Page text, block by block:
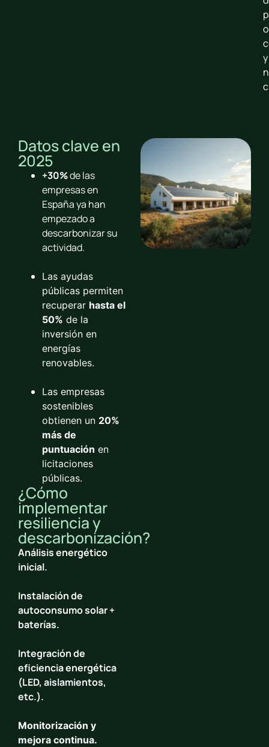
y
Datos clave en
2025
+30%de las
empresas en
España ya han
empezado a
descarbonizar su
actividad.
Las ayudas
públicas permiten
recuperar hasta el
50% de la
inversión en
energías
renovables.
Las empresas
sostenibles
obtienen un 20%
más de
puntuación en
licitaciones
públicas.
¿Cómo
implementar
resiliencia y
descarbonización?
Análisis energético
inicial.
Instalación de
autoconsumo solar +
baterías.
Integración de
eficiencia energética
(LED, aislamientos,
etc.).
Monitorización y
mejora continua.